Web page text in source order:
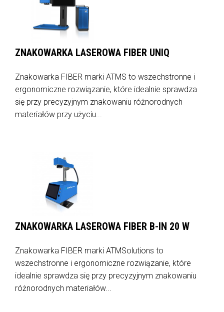
ZNAKOWARKA LASEROWA FIBER UNIQ
Znakowarka FIBER marki ATMS to wszechstronne i
ergonomiczne rozwiązanie, które idealnie sprawdza
się przy precyzyjnym znakowaniu różnorodnych
materiałów przy użyciu...
ZNAKOWARKA LASEROWA FIBER B-IN 20 W
Znakowarka FIBER marki ATMSolutions to
wszechstronne i ergonomiczne rozwiązanie, które
idealnie sprawdza się przy precyzyjnym znakowaniu
różnorodnych materiałów...